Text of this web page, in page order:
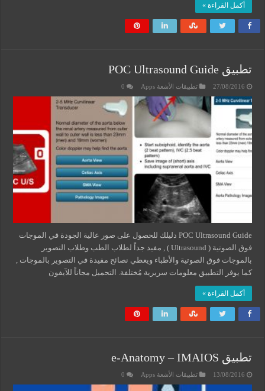
أكمل القراءة »
تطبيق POC Ultrasound Guide
27/08/2016 تطبيقات الأشعة Apps 0
POC Ultrasound Guide دليلك للحصول على صور عالية الجودة في الموجات
فوق الصوتية ( Ultrasound ) , مفيد جداً لطلاب الطب وطلاب التصوير
بالموجات فوق الصوتية والأطباء ويعطي نصائح مفيدة في التصوير بالموجات ,
كما يوفر التطبيق معلومات سريرية مُختلفة. التحميل مجاناً للآيفون
أكمل القراءة »
تطبيق e-Anatomy – IMAIOS
13/08/2016 تطبيقات الأشعة Apps 0